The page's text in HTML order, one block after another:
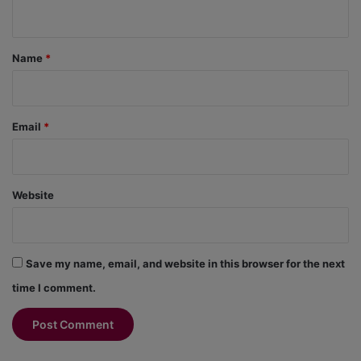
*
Name *
Email *
Website
Save my name, email, and website in this browser for the next
time I comment.